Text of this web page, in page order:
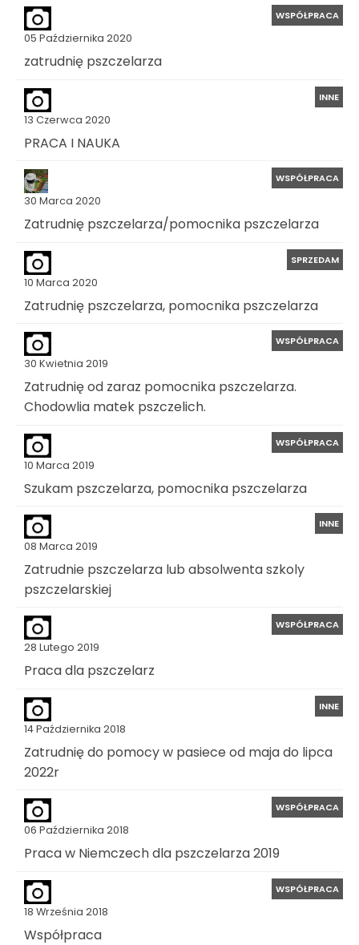
05 Października 2020
WSPÓŁPRACA
zatrudnię pszczelarza
13 Czerwca 2020
INNE
PRACA I NAUKA
30 Marca 2020
WSPÓŁPRACA
Zatrudnię pszczelarza/pomocnika pszczelarza
10 Marca 2020
SPRZEDAM
Zatrudnię pszczelarza, pomocnika pszczelarza
30 Kwietnia 2019
WSPÓŁPRACA
Zatrudnię od zaraz pomocnika pszczelarza.
Chodowlia matek pszczelich.
10 Marca 2019
WSPÓŁPRACA
Szukam pszczelarza, pomocnika pszczelarza
08 Marca 2019
INNE
Zatrudnie pszczelarza lub absolwenta szkoly
pszczelarskiej
28 Lutego 2019
WSPÓŁPRACA
Praca dla pszczelarz
14 Października 2018
INNE
Zatrudnię do pomocy w pasiece od maja do lipca
2022r
06 Października 2018
WSPÓŁPRACA
Praca w Niemczech dla pszczelarza 2019
18 Września 2018
WSPÓŁPRACA
Współpraca